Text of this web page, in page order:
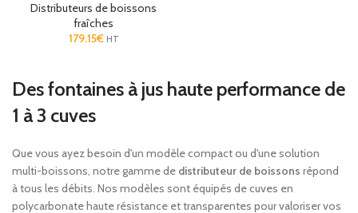
Distributeurs de boissons
fraîches
179.15€ HT
Des fontaines à jus haute performance de
1 à 3 cuves
Que vous ayez besoin d'un modèle compact ou d'une solution
multi-boissons, notre gamme de distributeur de boissons répond
à tous les débits. Nos modèles sont équipés de cuves en
polycarbonate haute résistance et transparentes pour valoriser vos